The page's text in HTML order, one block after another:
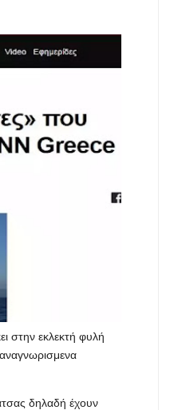
στην εκλεκτή φυλή
δηλαδή έχουν